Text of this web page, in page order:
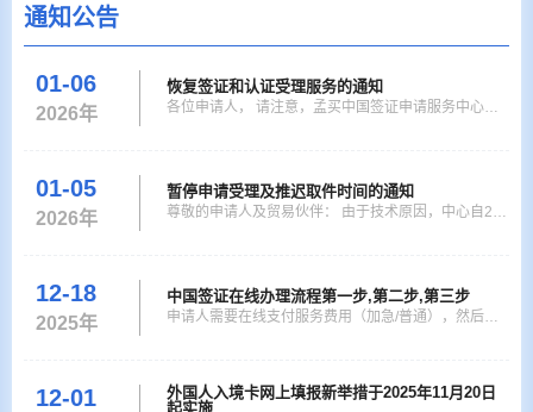
通知公告
01-06
2026年
恢复签证和认证受理服务的通知
各位申请人， 请注意，孟买中国签证申请服务中心自2
01-05
2026年
暂停申请受理及推迟取件时间的通知
尊敬的申请人及贸易伙伴： 由于技术原因，中心自202
件服务恢复后，我们将及时更新相关通知。 如申请人
12-18
2025年
中国签证在线办理流程第一步,第二步,第三步
申请人需要在线支付服务费用（加急/普通），然后访
将在您前往签证中心提交护照时收取。 请根据您希望
12-01
外国人入境卡网上填报新举措于2025年11月20日
起实施